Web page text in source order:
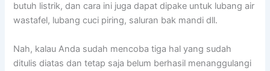
butuh listrik, dan cara ini juga dapat dipake untuk lubang air
wastafel, lubang cuci piring, saluran bak mandi dll.
Nah, kalau Anda sudah mencoba tiga hal yang sudah
ditulis diatas dan tetap saja belum berhasil menanggulangi